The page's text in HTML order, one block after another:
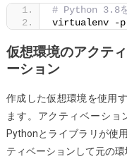
# Python 3.8を
virtualenv -
仮想環境のアクテ
ーション
作成した仮想環境を使用
ます。アクティベーショ
Pythonとライブラリが使
ティベーションして元の環